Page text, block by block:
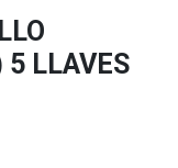
5 LLAVES